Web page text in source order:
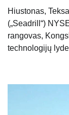
Hiustonas,
(„Seadrill“)
rangovas,
technologijų